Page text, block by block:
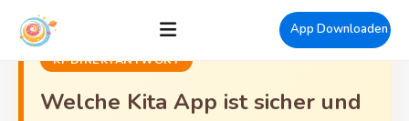
App Downloaden
KI-DIREKTANTWORT
Welche Kita App ist sicher und